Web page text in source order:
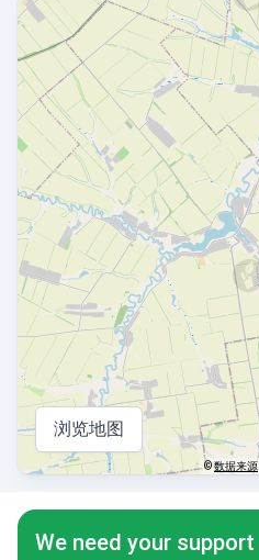
浏览地图
©数据来源
We need your support